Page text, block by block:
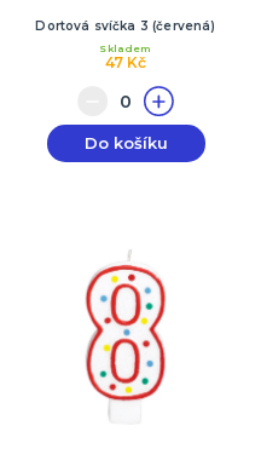
Dortová svíčka 3 (červená)
47 Kč
Skladem
Do košíku